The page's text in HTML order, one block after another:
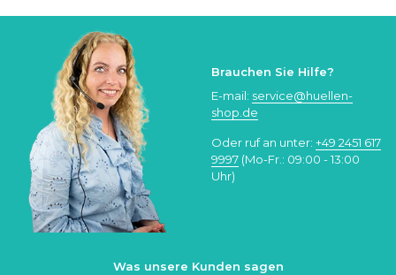
Brauchen Sie Hilfe?
E-mail: service@huellen-
shop.de
Oder ruf an unter: +49 2451 617
9997 (Mo-Fr.: 09:00 - 13:00
Uhr)
Was unsere Kunden sagen